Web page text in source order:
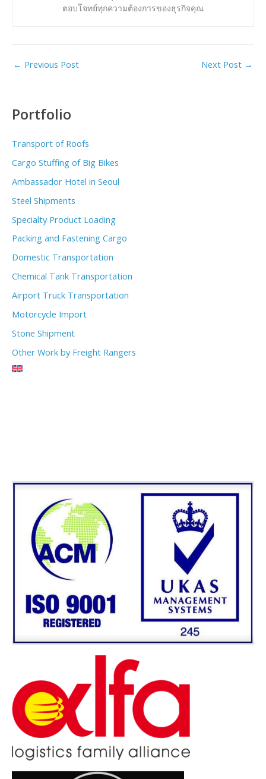
ตอบโจทย์ทุกความต้องการของธุรกิจคุณ
← Previous Post Next Post →
Portfolio
Transport of Roofs
Cargo Stuffing of Big Bikes
Ambassador Hotel in Seoul
Steel Shipments
Specialty Product Loading
Packing and Fastening Cargo
Domestic Transportation
Chemical Tank Transportation
Airport Truck Transportation
Motorcycle Import
Stone Shipment
Other Work by Freight Rangers